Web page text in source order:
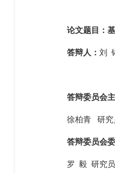
论文题目：
答辩人： 刘
答辩委员会主
徐柏青 研究
答辩委员会委
罗 毅 研究员